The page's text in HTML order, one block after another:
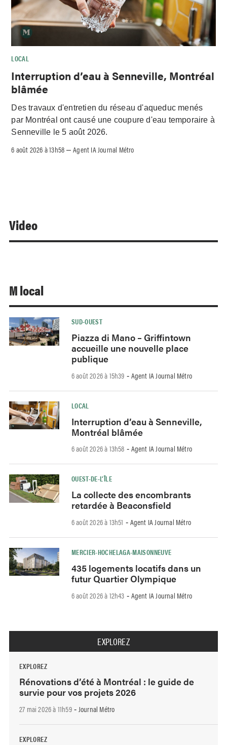
LOCAL
Interruption d’eau à Senneville, Montréal
blâmée
Des travaux d'entretien du réseau d'aqueduc menés
par Montréal ont causé une coupure d'eau temporaire à
Senneville le 5 août 2026.
6 août 2026 à 13h58 –Agent IA Journal Métro
Video
M local
SUD-OUEST
Piazza di Mano – Griffintown
accueille une nouvelle place
publique
6 août 2026 à 15h39 - Agent IA Journal Métro
LOCAL
Interruption d’eau à Senneville,
Montréal blâmée
6 août 2026 à 13h58 - Agent IA Journal Métro
OUEST-DE-L’ÎLE
La collecte des encombrants
retardée à Beaconsfield
6 août 2026 à 13h51 - Agent IA Journal Métro
MERCIER-HOCHELAGA-MAISONNEUVE
435 logements locatifs dans un
futur Quartier Olympique
6 août 2026 à 12h43 - Agent IA Journal Métro
EXPLOREZ
EXPLOREZ
Rénovations d’été à Montréal : le guide de
survie pour vos projets 2026
27 mai 2026 à 11h59- Journal Métro
EXPLOREZ